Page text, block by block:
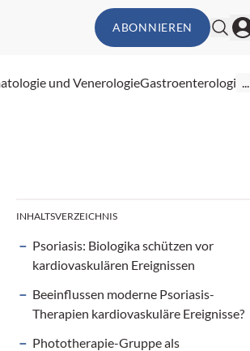
ABONNIEREN
und VenerologieGastroenterologie...
INHALTSVERZEICHNIS
Psoriasis: Biologika schützen vor
kardiovaskulären Ereignissen
Beeinflussen moderne Psoriasis-
Therapien kardiovaskuläre Ereignisse?
Phototherapie-Gruppe als